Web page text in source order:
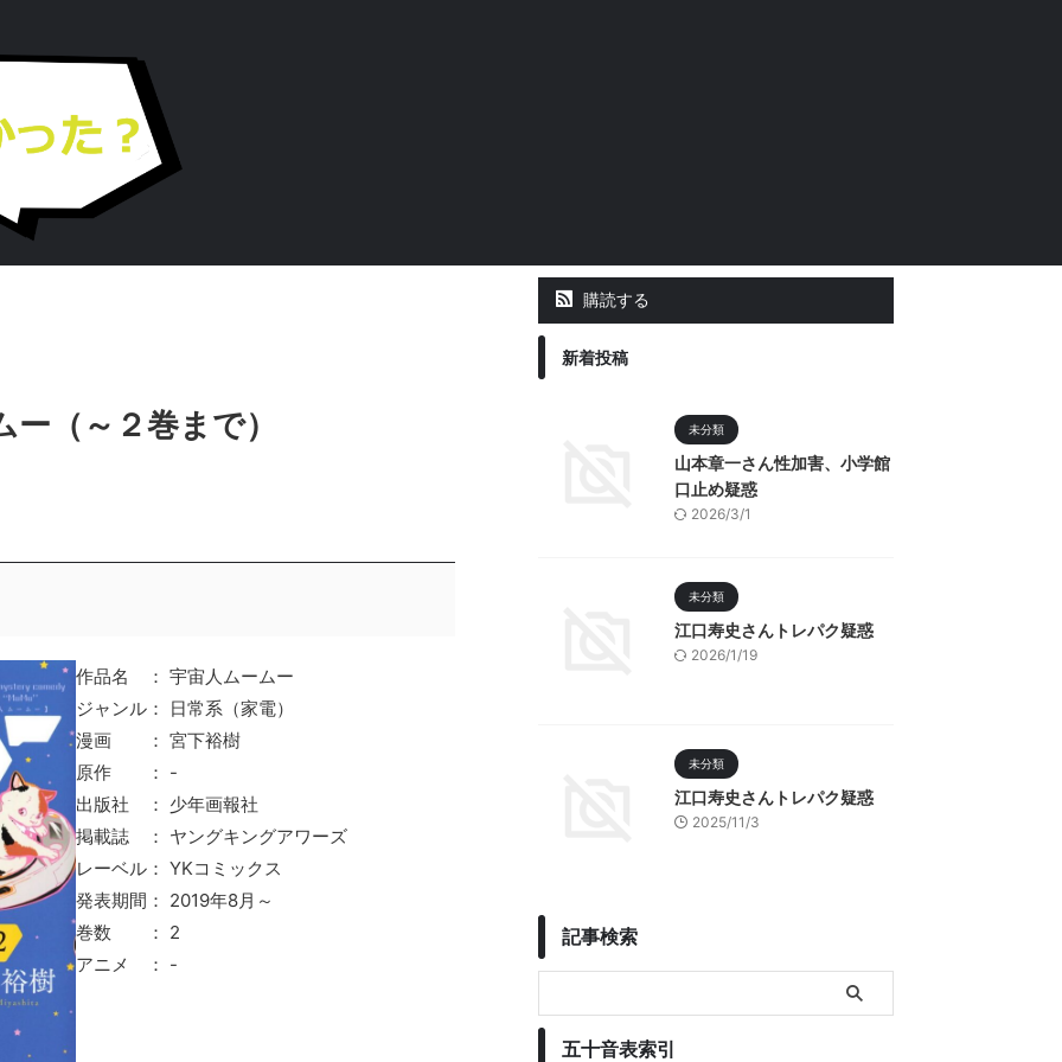
（～２巻まで）
作品名 ： 宇宙人ムームー
ジャンル： 日常系（家電）
漫画 ： 宮下裕樹
原作 ： -
出版社 ： 少年画報社
掲載誌 ： ヤングキングアワーズ
レーベル： YKコミックス
発表期間： 2019年8月～
巻数 ： 2
アニメ ： -
購読する
新着投稿
未分類
山本章一さん性加害、小学館
口止め疑惑
2026/3/1
未分類
江口寿史さんトレパク疑惑
2026/1/19
未分類
江口寿史さんトレパク疑惑
2025/11/3
記事検索
五十音表索引